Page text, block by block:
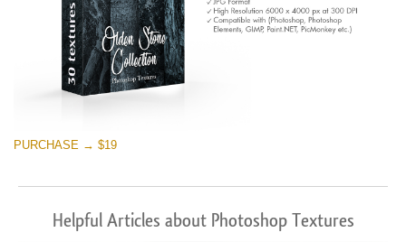
PURCHASE → $19
Helpful Articles about Photoshop Textures